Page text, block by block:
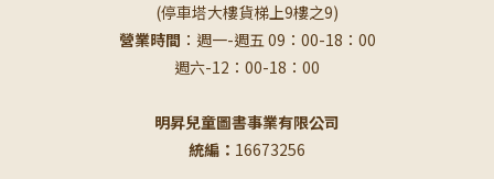
(停車塔大樓貨梯上9樓之9)
營業時間 ：週一-週五 09：00-18：00
週六-12：00-18：00
明昇兒童圖書事業有限公司
統編： 16673256